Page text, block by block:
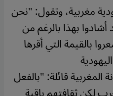
مغربية، وتقول: "نحن
بهذا بالرغم من
بالقيمة التي أقرها
قائلة: "بالفعل